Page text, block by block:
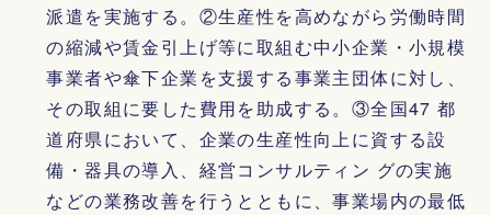
派遣を実施する。②生産性を高めながら労働時間
の縮減や賃金引上げ等に取組む中小企業・小規模
事業者や傘下企業を支援する事業主団体に対し、
その取組に要した費用を助成する。③全国47 都
道府県において、企業の生産性向上に資する設
備・器具の導入、経営コンサルティン グの実施
などの業務改善を行うとともに、事業場内の最低